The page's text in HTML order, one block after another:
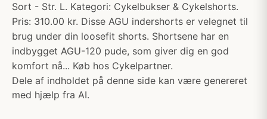
Sort - Str. L. Kategori: Cykelbukser & Cykelshorts.
Pris: 310.00 kr. Disse AGU indershorts er velegnet til
brug under din loosefit shorts. Shortsene har en
indbygget AGU-120 pude, som giver dig en god
komfort nå... Køb hos Cykelpartner.
Dele af indholdet på denne side kan være genereret
med hjælp fra AI.